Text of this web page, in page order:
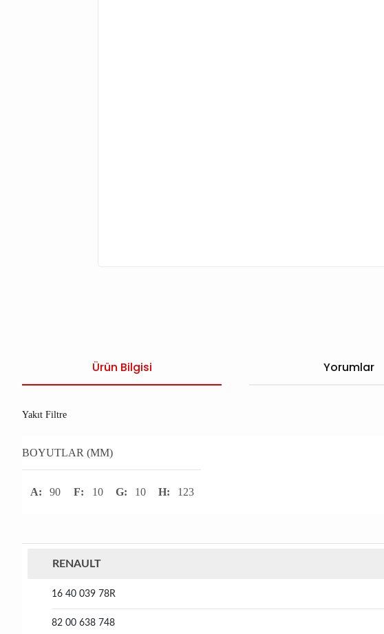
Ürün Bilgisi Yorumlar
Yakıt Filtre
BOYUTLAR (MM)
A: 90 F: 10 G: 10 H: 123
RENAULT
16 40 039 78R
82 00 638 748